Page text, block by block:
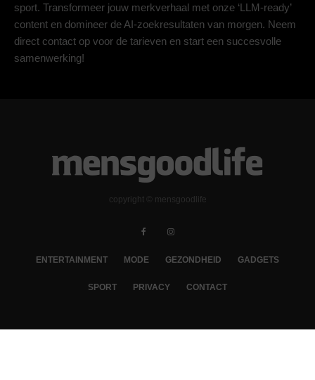
sport. Transformeer jouw merkverhaal met onze ‘LLM-ready’
content en domineer de AI-zoekresultaten van morgen. Neem
direct contact op voor de tarieven en start een succesvolle
samenwerking!
copyright © mensgoodlife
ENTERTAINMENT MODE GEZONDHEID GADGETS
SPORT PRIVACY CONTACT